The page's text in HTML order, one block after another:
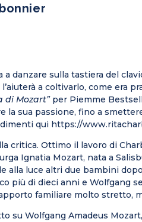
danzare sulla tastiera del
a coltivarlo, come era
di Mozart”per Piemme
sua passione, fino a
qui https://
critica. Ottimo il lavoro di
Ignatia Mozart, nata a
luce altri due bambini
più di dieci anni e Wolfgang
familiare molto stretto,
su Wolfgang Amadeus